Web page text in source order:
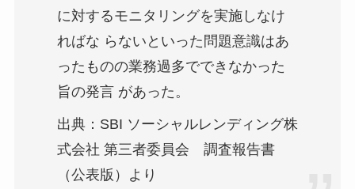
に対するモニタリングを実施しなけ
ればな らないといった問題意識はあ
ったものの業務過多でできなかった
旨の発言 があった。
出典：SBI ソーシャルレンディング株
式会社 第三者委員会 調査報告書
（公表版）より